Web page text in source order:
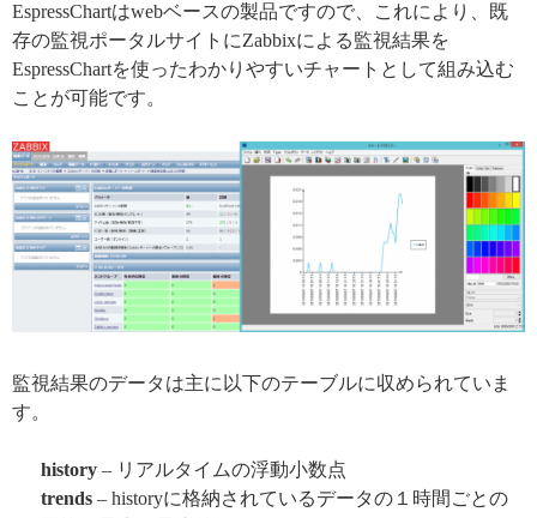
EspressChartはwebベースの製品ですので、これにより、既
存の監視ポータルサイトにZabbixによる監視結果を
EspressChartを使ったわかりやすいチャートとして組み込む
ことが可能です。
監視結果のデータは主に以下のテーブルに収められていま
す。
history – リアルタイムの浮動小数点
trends – historyに格納されているデータの１時間ごとの